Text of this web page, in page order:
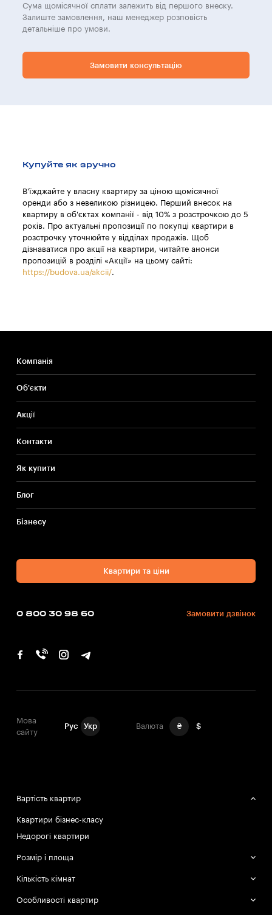
Сума щомісячної сплати залежить від першого внеску.
Залиште замовлення, наш менеджер розповість
детальніше про умови.
Замовити консультацію
Купуйте як зручно
В'їжджайте у власну квартиру за ціною щомісячної
оренди або з невеликою різницею. Перший внесок на
квартиру в об'єктах компанії - від 10% з розстрочкою до 5
років. Про актуальні пропозиції по покупці квартири в
розстрочку уточнюйте у відділах продажів. Щоб
дізнаватися про акції на квартири, читайте анонси
пропозицій в розділі «Акції» на цьому сайті:
https://budova.ua/akcii/.
Компанія
Об'єкти
Акції
Контакти
Як купити
Блог
Бiзнесу
Квартири та ціни
0 800 30 98 60 Замовити дзвінок
Мова
сайту
Рус Укр Валюта ₴ $
Вартість квартир
Квартири бізнес-класу
Недорогі квартири
Розмір і площа
Великі квартири
Маленькі квартири
Кількість кімнат
Однокімнатні квартири
Особливості квартир